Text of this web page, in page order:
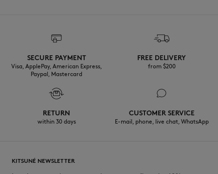
SECURE PAYMENT
Visa, ApplePay, American Express,
Paypal, Mastercard
FREE DELIVERY
from $200
RETURN
within 30 days
CUSTOMER SERVICE
E-mail, phone, live chat, WhatsApp
KITSUNÉ NEWSLETTER